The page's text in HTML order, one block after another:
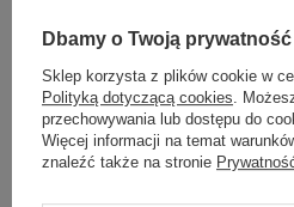
czarny
ZALOGUJ SIĘ I
Dbamy o Twoją prywatność
Sklep korzysta z plików cookie w
Polityką dotyczącą cookies.
przechowywania lub dostępu do
Więcej informacji na temat
znaleźć także na stronie